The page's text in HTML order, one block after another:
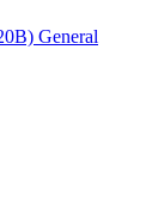
General